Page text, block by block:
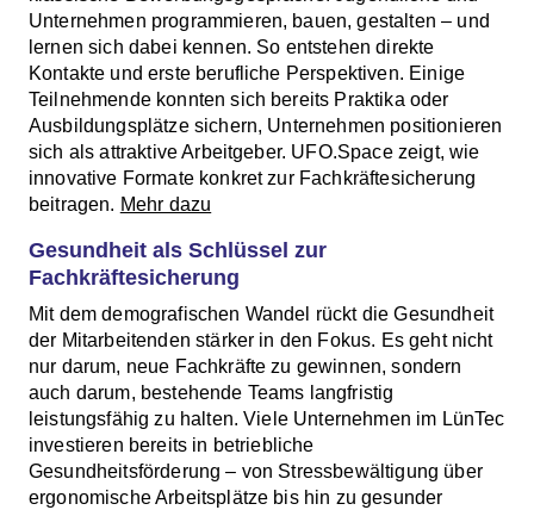
Unternehmen programmieren, bauen, gestalten – und
lernen sich dabei kennen. So entstehen direkte
Kontakte und erste berufliche Perspektiven. Einige
Teilnehmende konnten sich bereits Praktika oder
Ausbildungsplätze sichern, Unternehmen positionieren
sich als attraktive Arbeitgeber. UFO.Space zeigt, wie
innovative Formate konkret zur Fachkräftesicherung
beitragen. Mehr dazu
Gesundheit als Schlüssel zur
Fachkräftesicherung
Mit dem demografischen Wandel rückt die Gesundheit
der Mitarbeitenden stärker in den Fokus. Es geht nicht
nur darum, neue Fachkräfte zu gewinnen, sondern
auch darum, bestehende Teams langfristig
leistungsfähig zu halten. Viele Unternehmen im LünTec
investieren bereits in betriebliche
Gesundheitsförderung – von Stressbewältigung über
ergonomische Arbeitsplätze bis hin zu gesunder